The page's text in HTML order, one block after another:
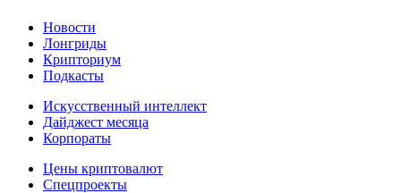
Новости
Лонгриды
Крипториум
Подкасты
Искусственный интеллект
Дайджест месяца
Корпораты
Цены криптовалют
Спецпроекты